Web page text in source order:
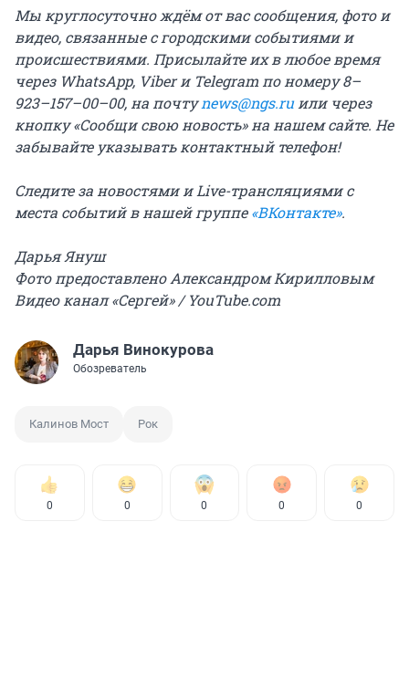
Мы круглосуточно ждём от вас сообщения, фото и
видео, связанные с городскими событиями и
происшествиями. Присылайте их в любое время
через WhatsApp, Viber и Telegram по номеру 8–
923–157–00–00, на почтуnews@ngs.ruили через
кнопку «Сообщи свою новость» на нашем сайте. Не
забывайте указывать контактный телефон!
Следите за новостями и Live-трансляциями с
места событий в нашей группе«ВКонтакте».
Дарья Януш
Фото предоставлено Александром Кирилловым
Видео канал «Сергей» / YouTube.com
Дарья Винокурова
Обозреватель
Калинов Мост Рок
0 0 0 0 0